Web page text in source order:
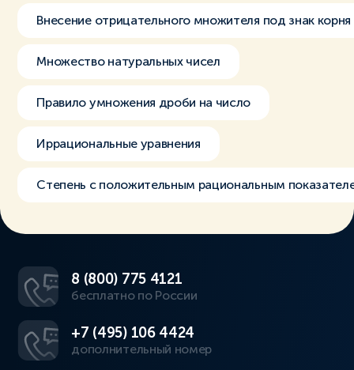
Внесение отрицательного множителя под знак корня
Множество натуральных чисел
Правило умножения дроби на число
Иррациональные уравнения
Степень с положительным рациональным
8 (800) 775 4121
бесплатно по России
+7 (495) 106 4424
дополнительный номер